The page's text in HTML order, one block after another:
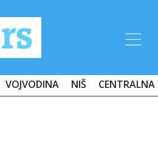
VOJVODINA NIŠ CENTRALNA